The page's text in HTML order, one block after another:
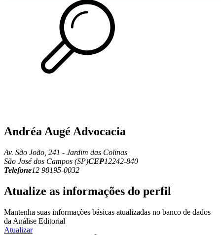
Andréa Augé Advocacia
Av. São João, 241 - Jardim das Colinas
São José dos Campos (SP)CEP12242-840
Telefone12 98195-0032
Atualize as informações do perfil
Mantenha suas informações básicas atualizadas no banco de dados
da Análise Editorial
Atualizar